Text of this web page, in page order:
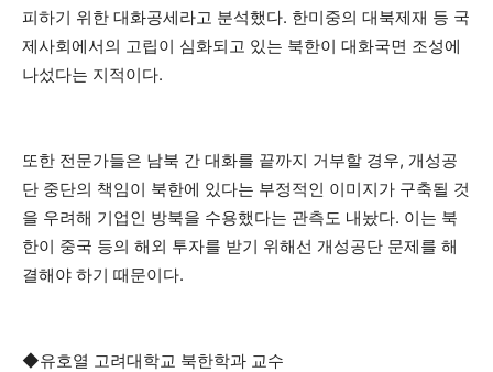
피하기 위한 대화공세라고 분석했다. 한미중의 대북제재 등 국
제사회에서의 고립이 심화되고 있는 북한이 대화국면 조성에
나섰다는 지적이다.
또한 전문가들은 남북 간 대화를 끝까지 거부할 경우, 개성공
단 중단의 책임이 북한에 있다는 부정적인 이미지가 구축될 것
을 우려해 기업인 방북을 수용했다는 관측도 내놨다. 이는 북
한이 중국 등의 해외 투자를 받기 위해선 개성공단 문제를 해
결해야 하기 때문이다.
◆유호열 고려대학교 북한학과 교수